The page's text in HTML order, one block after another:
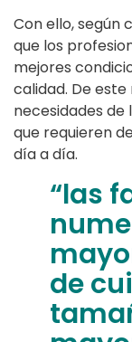
Con ello, según
que los
mejores
calidad. De
necesidades de
que requieren
día a día.
“las
de